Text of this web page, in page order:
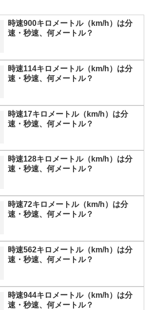
時速900キロメートル（km/h）は分
速・秒速、何メートル？
時速114キロメートル（km/h）は分
速・秒速、何メートル？
時速17キロメートル（km/h）は分
速・秒速、何メートル？
時速128キロメートル（km/h）は分
速・秒速、何メートル？
時速72キロメートル（km/h）は分
速・秒速、何メートル？
時速562キロメートル（km/h）は分
速・秒速、何メートル？
時速944キロメートル（km/h）は分
速・秒速、何メートル？